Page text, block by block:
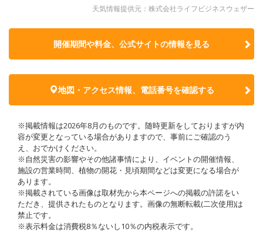
天気情報提供元：株式会社ライフビジネスウェザー
開催期間や料金、公式サイトの情報を見る
地図・アクセス情報、電話番号を確認する
※掲載情報は2026年8月のものです。随時更新をしておりますが内
容が変更となっている場合がありますので、事前にご確認のう
え、おでかけください。
※自然災害の影響やその他諸事情により、イベントの開催情報、
施設の営業時間、植物の開花・見頃期間などは変更になる場合が
あります。
※掲載されている画像は取材先から本ページへの掲載の許諾をい
ただき、提供されたものとなります。画像の無断転載(二次使用)は
禁止です。
※表示料金は消費税8％ないし10％の内税表示です。